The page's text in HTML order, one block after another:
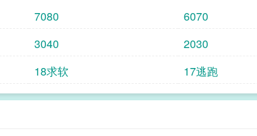
皇叔！”原来，自己的未婚夫早将自己当作投名状
腹摁住唇瓣，“嘘。”男人的幽色狼光暧昧游离在细
下皆知，独霸一方的枭雄强娶了自己的皇侄女。
兄——商丘王。哪知，乱世数年，这枭雄怀里皆霸
天下共主之际，那新筑的皇宫春深处，囚锁的依是
7080
6070
3040
2030
18求软 17逃跑